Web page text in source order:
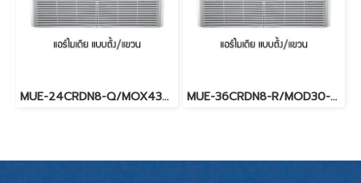
MUE-24CRDN8-Q/MOX430-24CFN8-QW (220V.) Midea รุ่นแขวนใต้ฝ้าเพดาน Inverter น้ำยา R32 พร้อมบริการติดตั้ง MUE-36CRDN8-R/MOD30-36CFN8-RW(A) (3เฟส/380V.) Midea รุ่นแขวนใต้ฝ้าเพดาน Inverter น้ำยา R32 พร้อมบริการติดตั้ง